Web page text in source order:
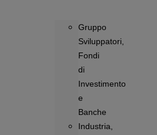
Gruppo
Sviluppatori,
Fondi
di
Investimento
e
Banche
Industria,